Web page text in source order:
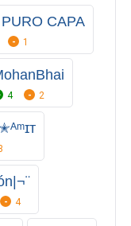
CAPA
1
ㅤBhai
4 2
4